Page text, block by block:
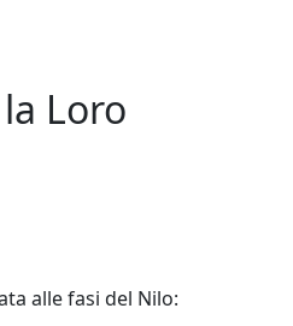
Loro
alle fasi del Nilo: